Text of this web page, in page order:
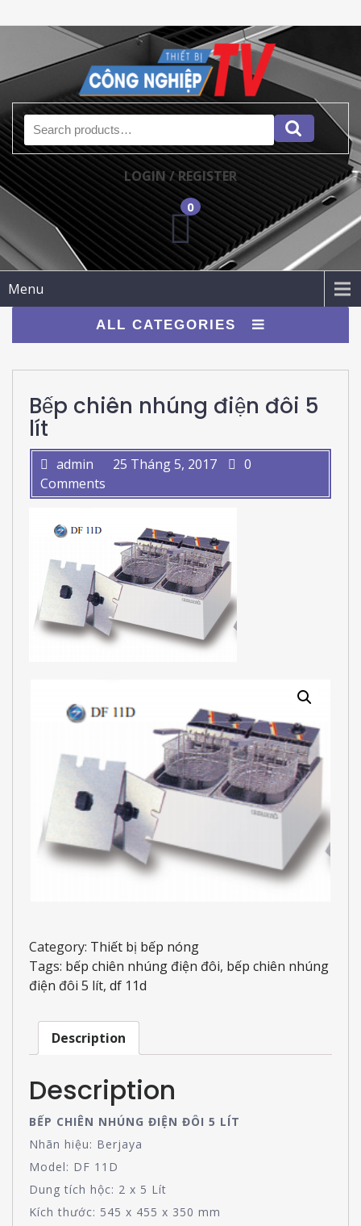
Search for:
LOGIN / REGISTER
0
Menu
ALL CATEGORIES
Bếp chiên nhúng điện đôi 5
lít
admin 25 Tháng 5, 2017
0
Comments
Category: Thiết bị bếp nóng
Tags: bếp chiên nhúng điện đôi, bếp chiên nhúng
điện đôi 5 lít, df 11d
Description
Description
BẾP CHIÊN NHÚNG ĐIỆN ĐÔI 5 LÍT
Nhãn hiệu: Berjaya
Model: DF 11D
Dung tích hộc: 2 x 5 Lít
Kích thước: 545 x 455 x 350 mm